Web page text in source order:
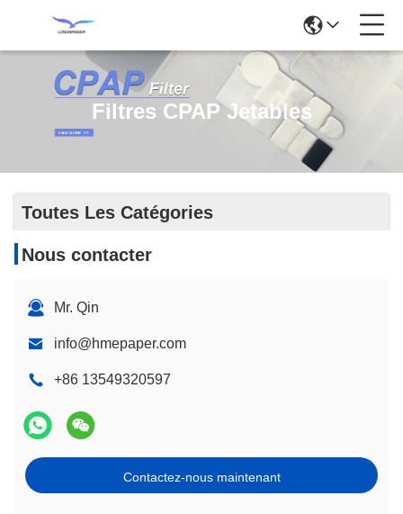
Filtres CPAP Jetables
Toutes Les Catégories
Nous contacter
Mr. Qin
info@hmepaper.com
+86 13549320597
Contactez-nous maintenant